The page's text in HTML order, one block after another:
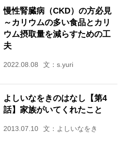
慢性腎臓病（CKD）の方必見
～カリウムの多い食品とカリ
ウム摂取量を減らすための工
夫
2022.08.08 文：s.yuri
よしいなをきのはなし【第4
話】家族がいてくれたこと
2013.07.10 文：よしいなをき